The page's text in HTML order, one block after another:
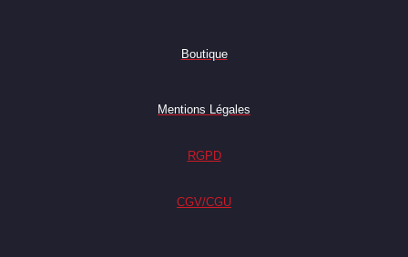
Boutique
Mentions Légales
RGPD
CGV/CGU